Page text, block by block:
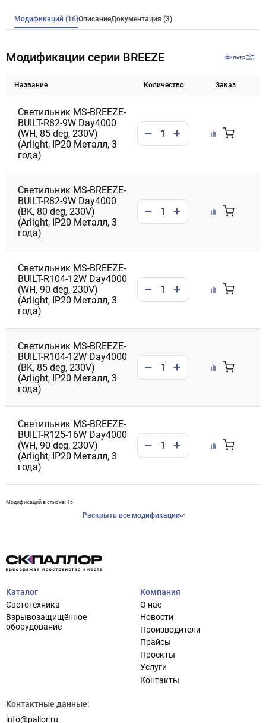
Модификаций (16)ОписаниеДокументация (3)
Модификации серии BREEZE фильтр
Название Количество Заказ
Светильник MS-BREEZE-
BUILT-R82-9W Day4000
(WH, 85 deg, 230V)
(Arlight, IP20 Металл, 3
года)
Светильник MS-BREEZE-
BUILT-R82-9W Day4000
(BK, 80 deg, 230V)
(Arlight, IP20 Металл, 3
года)
Светильник MS-BREEZE-
BUILT-R104-12W Day4000
(WH, 90 deg, 230V)
(Arlight, IP20 Металл, 3
года)
Светильник MS-BREEZE-
BUILT-R104-12W Day4000
(BK, 85 deg, 230V)
(Arlight, IP20 Металл, 3
года)
Светильник MS-BREEZE-
BUILT-R125-16W Day4000
(WH, 90 deg, 230V)
(Arlight, IP20 Металл, 3
года)
Модификаций в списке: 16
Раскрыть все модификации
Каталог
Светотехника
Взрывозащищённое
оборудование
Компания
О нас
Новости
Производители
Прайсы
Проекты
Услуги
Контакты
Контактные данные:
info@pallor.ru